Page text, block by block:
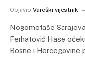
Objavio Vareški vijestnik
Nogometaše
Ferhatović Hase
Bosne i Hercegovine